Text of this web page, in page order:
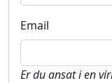
Email
Er du ansat i en